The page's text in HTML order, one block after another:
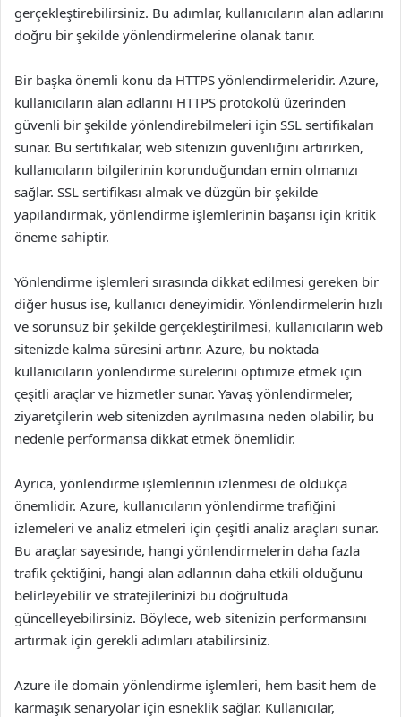
gerçekleştirebilirsiniz. Bu adımlar, kullanıcıların alan adlarını
doğru bir şekilde yönlendirmelerine olanak tanır.
Bir başka önemli konu da HTTPS yönlendirmeleridir. Azure,
kullanıcıların alan adlarını HTTPS protokolü üzerinden
güvenli bir şekilde yönlendirebilmeleri için SSL sertifikaları
sunar. Bu sertifikalar, web sitenizin güvenliğini artırırken,
kullanıcıların bilgilerinin korunduğundan emin olmanızı
sağlar. SSL sertifikası almak ve düzgün bir şekilde
yapılandırmak, yönlendirme işlemlerinin başarısı için kritik
öneme sahiptir.
Yönlendirme işlemleri sırasında dikkat edilmesi gereken bir
diğer husus ise, kullanıcı deneyimidir. Yönlendirmelerin hızlı
ve sorunsuz bir şekilde gerçekleştirilmesi, kullanıcıların web
sitenizde kalma süresini artırır. Azure, bu noktada
kullanıcıların yönlendirme sürelerini optimize etmek için
çeşitli araçlar ve hizmetler sunar. Yavaş yönlendirmeler,
ziyaretçilerin web sitenizden ayrılmasına neden olabilir, bu
nedenle performansa dikkat etmek önemlidir.
Ayrıca, yönlendirme işlemlerinin izlenmesi de oldukça
önemlidir. Azure, kullanıcıların yönlendirme trafiğini
izlemeleri ve analiz etmeleri için çeşitli analiz araçları sunar.
Bu araçlar sayesinde, hangi yönlendirmelerin daha fazla
trafik çektiğini, hangi alan adlarının daha etkili olduğunu
belirleyebilir ve stratejilerinizi bu doğrultuda
güncelleyebilirsiniz. Böylece, web sitenizin performansını
artırmak için gerekli adımları atabilirsiniz.
Azure ile domain yönlendirme işlemleri, hem basit hem de
karmaşık senaryolar için esneklik sağlar. Kullanıcılar,